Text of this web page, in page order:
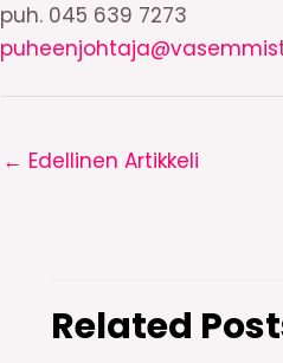
puh. 045 639 7273
← Edellinen Artikkeli
Related